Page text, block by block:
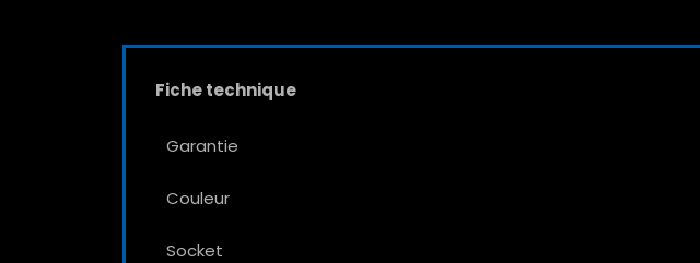
Fiche technique
Garantie
Couleur
Socket